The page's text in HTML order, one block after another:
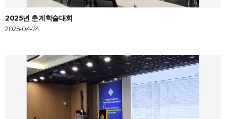
2025년 춘계학술대회
2025-04-24